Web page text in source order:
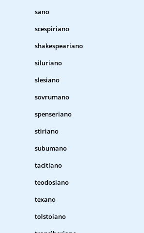
sano
scespiriano
shakespeariano
siluriano
slesiano
sovrumano
spenseriano
stiriano
subumano
tacitiano
teodosiano
texano
tolstoiano